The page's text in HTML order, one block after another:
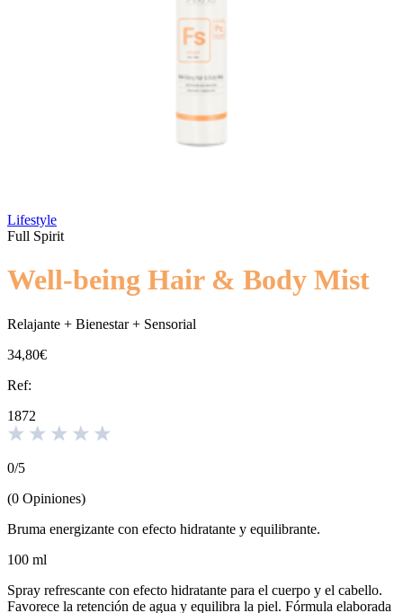
Lifestyle
Full Spirit
Well-being Hair & Body Mist
Relajante + Bienestar + Sensorial
34,80€
Ref:
1872
0/5
(0 Opiniones)
Bruma energizante con efecto hidratante y equilibrante.
100 ml
Spray refrescante con efecto hidratante para el cuerpo y el cabello.
Favorece la retención de agua y equilibra la piel. Fórmula elaborada